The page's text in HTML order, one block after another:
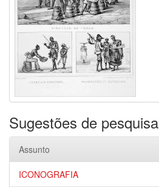
Sugestões de pesquisa
Assunto
ICONOGRAFIA